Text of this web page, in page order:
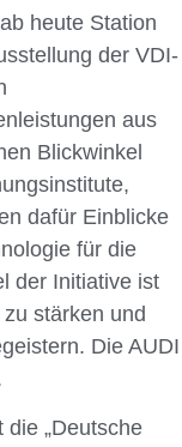
heute Station
der VDI-
aus
Blickwinkel
dafür Einblicke
für die
der Initiative ist
stärken und
Die AUDI
„Deutsche